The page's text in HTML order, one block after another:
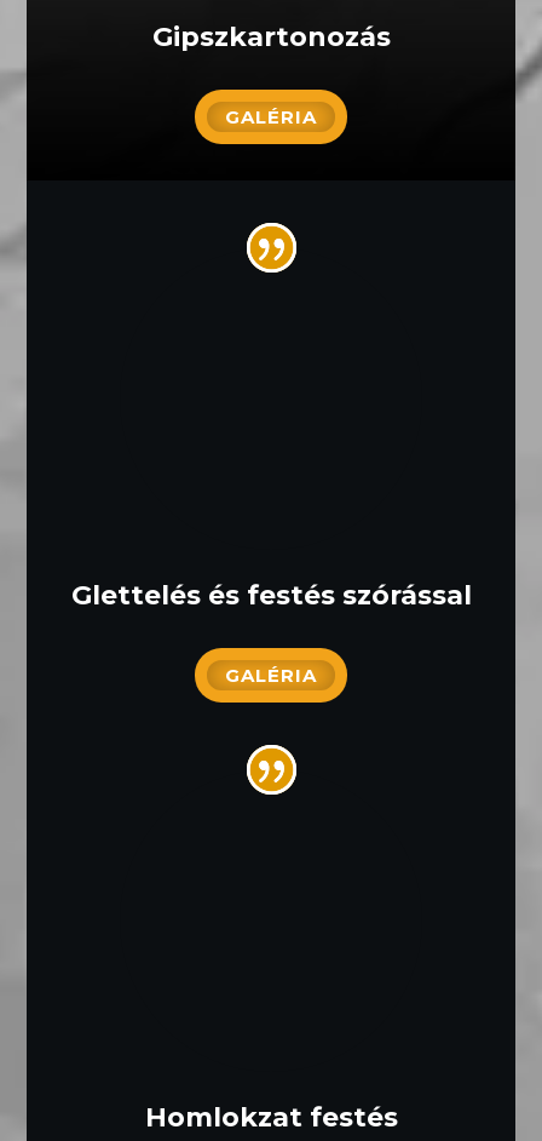
Gipszkartonozás
GALÉRIA
Glettelés és festés szórással
GALÉRIA
Homlokzat festés